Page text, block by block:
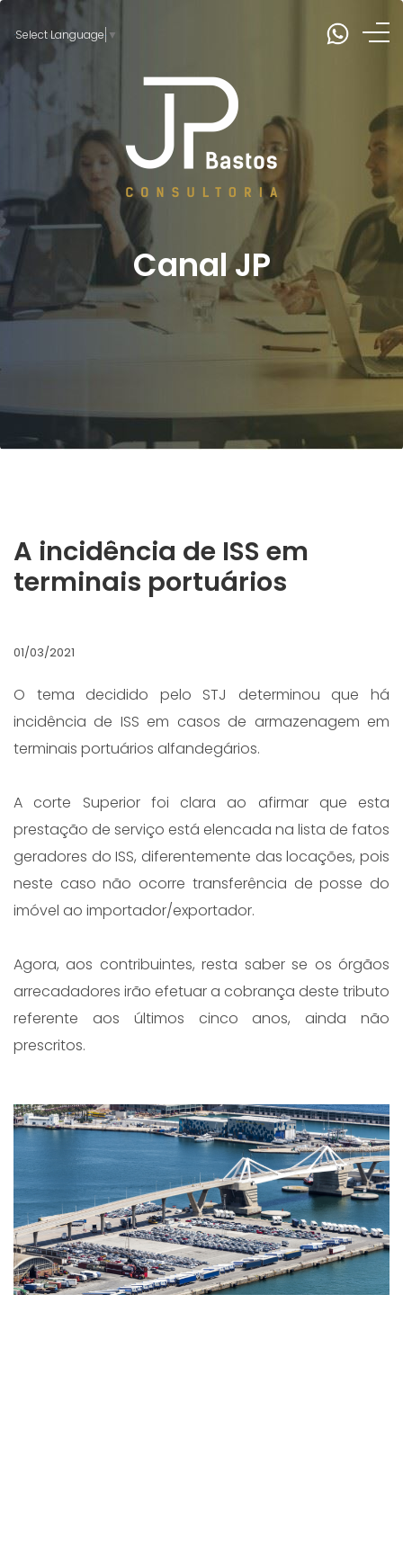
Select Language ▼
Canal JP
A incidência de ISS em
terminais portuários
01/03/2021
O tema decidido pelo STJ determinou que há
incidência de ISS em casos de armazenagem em
terminais portuários alfandegários.
A corte Superior foi clara ao afirmar que esta
prestação de serviço está elencada na lista de fatos
geradores do ISS, diferentemente das locações, pois
neste caso não ocorre transferência de posse do
imóvel ao importador/exportador.
Agora, aos contribuintes, resta saber se os órgãos
arrecadadores irão efetuar a cobrança deste tributo
referente aos últimos cinco anos, ainda não
prescritos.